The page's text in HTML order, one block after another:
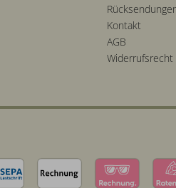
Kontakt
AGB
Widerrufsrecht